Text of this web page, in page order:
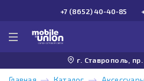
+7 (8652) 40-40-85
г. Ставрополь,